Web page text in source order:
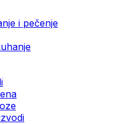
i pečenje